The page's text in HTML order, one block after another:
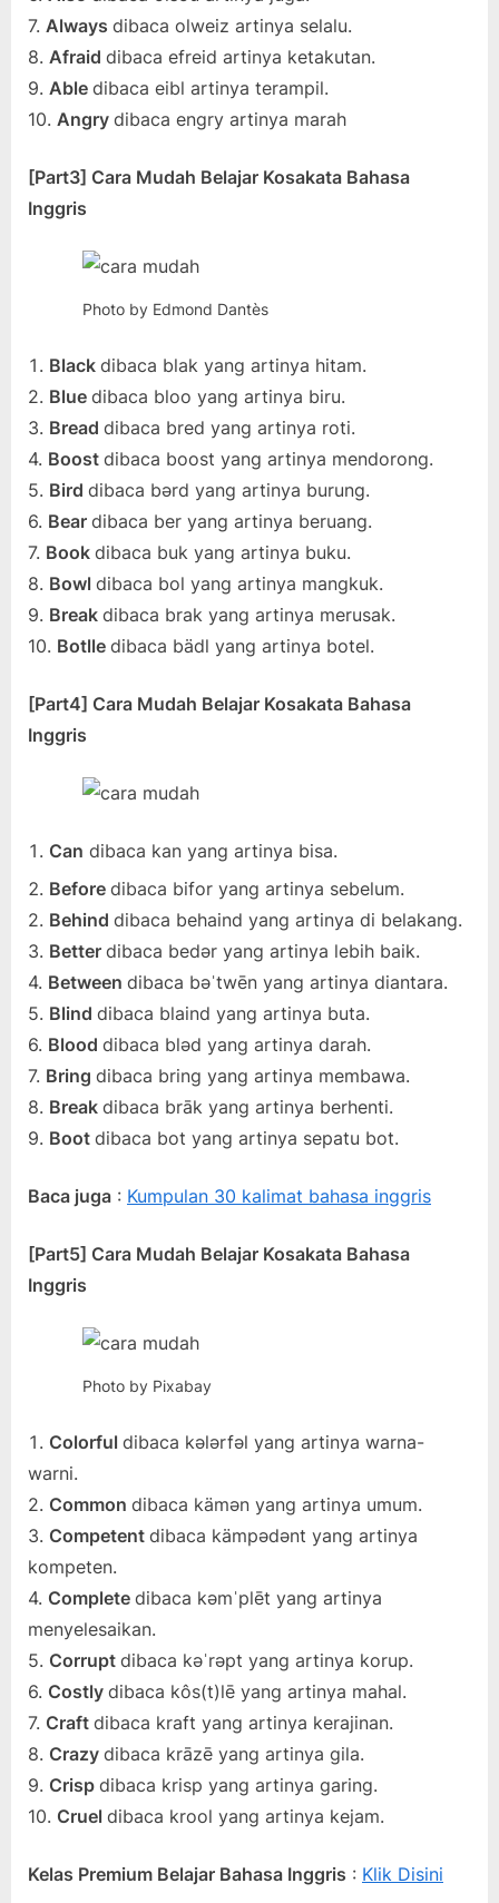
7. Always dibaca olweiz artinya selalu.
8. Afraid dibaca efreid artinya ketakutan.
9. Able dibaca eibl artinya terampil.
10. Angry dibaca engry artinya marah
[Part3] Cara Mudah Belajar Kosakata Bahasa
Inggris
Photo by Edmond Dantès
Black dibaca blak yang artinya hitam.
2. Blue dibaca bloo yang artinya biru.
3. Bread dibaca bred yang artinya roti.
4. Boost dibaca boost yang artinya mendorong.
5. Bird dibaca bərd yang artinya burung.
6. Bear dibaca ber yang artinya beruang.
7. Book dibaca buk yang artinya buku.
8. Bowl dibaca bol yang artinya mangkuk.
9. Break dibaca brak yang artinya merusak.
10. Botlle dibaca bädl yang artinya botel.
[Part4] Cara Mudah Belajar Kosakata Bahasa
Inggris
Can dibaca kan yang artinya bisa.
Before dibaca bifor yang artinya sebelum.
2. Behind dibaca behaind yang artinya di belakang.
3. Better dibaca bedər yang artinya lebih baik.
4. Between dibaca bəˈtwēn yang artinya diantara.
5. Blind dibaca blaind yang artinya buta.
6. Blood dibaca bləd yang artinya darah.
7. Bring dibaca bring yang artinya membawa.
8. Break dibaca brāk yang artinya berhenti.
9. Boot dibaca bot yang artinya sepatu bot.
Baca juga : Kumpulan 30 kalimat bahasa inggris
[Part5] Cara Mudah Belajar Kosakata Bahasa
Inggris
Photo by Pixabay
Colorful dibaca kələrfəl yang artinya warna-
warni.
2. Common dibaca kämən yang artinya umum.
3. Competent dibaca kämpədənt yang artinya
kompeten.
4. Complete dibaca kəmˈplēt yang artinya
menyelesaikan.
5. Corrupt dibaca kəˈrəpt yang artinya korup.
6. Costly dibaca kôs(t)lē yang artinya mahal.
7. Craft dibaca kraft yang artinya kerajinan.
8. Crazy dibaca krāzē yang artinya gila.
9. Crisp dibaca krisp yang artinya garing.
10. Cruel dibaca krool yang artinya kejam.
Kelas Premium Belajar Bahasa Inggris : Klik Disini